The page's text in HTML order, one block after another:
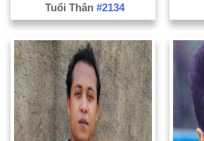
Tuổi Thân#2134